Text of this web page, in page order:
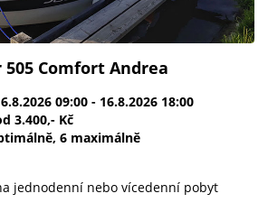
505 Comfort Andrea
09:00 - 16.8.2026 18:00
3.400,- Kč
6 maximálně
jednodenní nebo vícedenní pobyt